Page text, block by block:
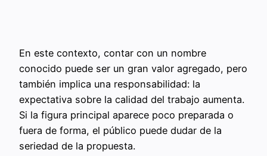
En este contexto, contar con un nombre
conocido puede ser un gran valor agregado, pero
también implica una responsabilidad: la
expectativa sobre la calidad del trabajo aumenta.
Si la figura principal aparece poco preparada o
fuera de forma, el público puede dudar de la
seriedad de la propuesta.